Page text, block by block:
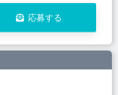
応募する